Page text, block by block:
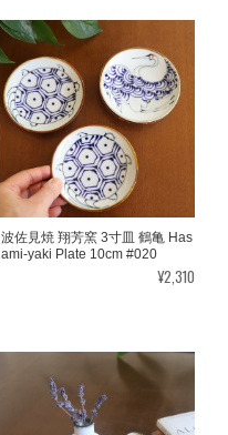
波佐見焼 翔芳窯 3寸皿 鶴亀 Has
ami-yaki Plate 10cm #020
¥2,310